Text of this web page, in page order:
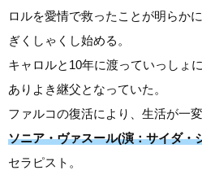
ロルを愛情で救ったことが明らか
ぎくしゃくし始める。
キャロルと10年に渡っていっしょ
ありよき継父となっていた。
ファルコの復活により、生活が一変
ソニア・ヴァスール(演：サイダ・
セラピスト。